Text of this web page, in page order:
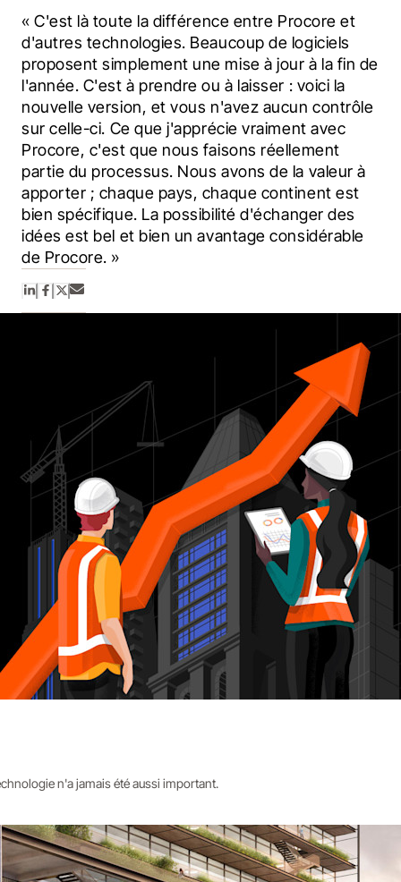
« C'est là toute la différence entre Procore et
d'autres technologies. Beaucoup de logiciels
proposent simplement une mise à jour à la fin de
l'année. C'est à prendre ou à laisser : voici la
nouvelle version, et vous n'avez aucun contrôle
sur celle-ci. Ce que j'apprécie vraiment avec
Procore, c'est que nous faisons réellement
partie du processus. Nous avons de la valeur à
apporter ; chaque pays, chaque continent est
bien spécifique. La possibilité d'échanger des
idées est bel et bien un avantage considérable
de Procore. »
n'a jamais été aussi important.